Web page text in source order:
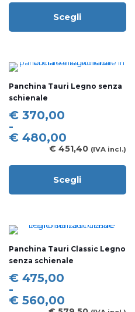
a
€ 780,00Scegli
prodotto
varianti.
opzioni
possono
essere
scelte
nella
pagina
prodotto
Panchina Tauri Legno senza
schienale
€ 370,00
-
€ 480,00
Fascia
di
prezzo:
a
€ 480,00
€ 451,40 (IVA incl.)
Scegli
prodotto
varianti.
opzioni
possono
essere
scelte
nella
pagina
Panchina Tauri Classic Legno
senza schienale
€ 475,00
-
€ 560,00
Fascia
di
prezzo: